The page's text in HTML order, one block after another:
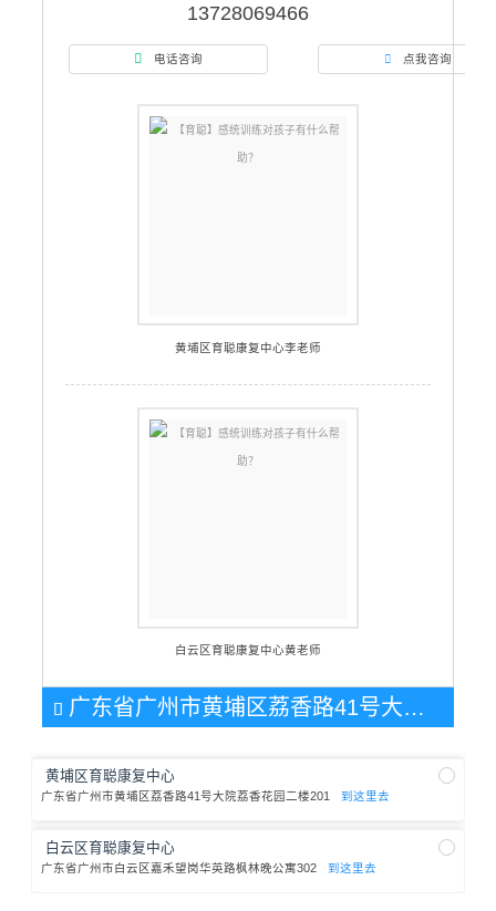
13728069466
 电话咨询  点我咨询
黄埔区育聪康复中心李老师
白云区育聪康复中心黄老师
 广东省广州市黄埔区荔香路41号大院荔香花园二楼201
黄埔区育聪康复中心
广东省广州市黄埔区荔香路41号大院荔香花园二楼201 到这里去
白云区育聪康复中心
广东省广州市白云区嘉禾望岗华英路枫林晚公寓302 到这里去